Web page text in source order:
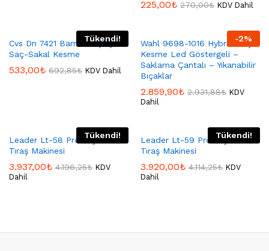
225,00₺ 270,00₺ KDV Dahil
Tükendi!
Cvs Dn 7421 Bamboo Şarjlı
Saç-Sakal Kesme
533,00₺ 692,85₺ KDV Dahil
-2%
Wahl 9698-1016 Hybrid Saç
Kesme Led Göstergeli –
Saklama Çantalı – Yıkanabilir
Bıçaklar
2.859,90₺ 2.931,88₺ KDV
Dahil
Tükendi!
Leader Lt-58 Profesyonel
Tıraş Makinesi
3.937,00₺ 4.196,25₺ KDV
Dahil
Tükendi!
Leader Lt-59 Profesyonel
Tıraş Makinesi
3.920,00₺ 4.114,25₺ KDV
Dahil